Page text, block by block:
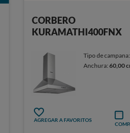
CORBERO
KURAMATHI400FNX
Tipo de campana:
Anchura:60,00
AGREGAR A FAVORITOS